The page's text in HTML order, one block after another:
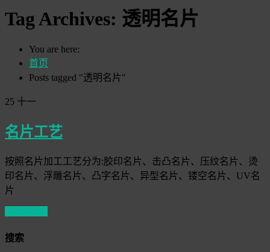
Tag Archives: 透明名片
You are here:
首页
Posts tagged "透明名片"
25 十一
名片工艺
按照名片加工工艺分为:胶印名片、击凸名片、压纹名片、烫
印名片、浮雕名片、凸字名片、异型名片、镂空名片、UV名
片
搜索